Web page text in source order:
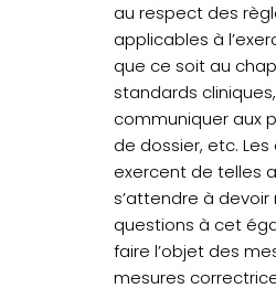
au respect des
applicables à
que ce soit au
standards
communiquer aux
de dossier, etc.
exercent de telles
s’attendre à
questions à cet
faire l’objet des
mesures